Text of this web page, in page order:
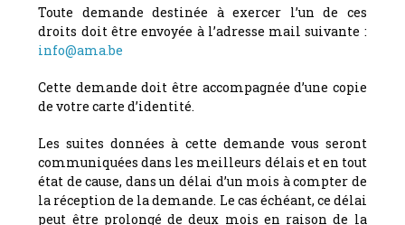
Toute demande destinée à exercer l’un de ces
droits doit être envoyée à l’adresse mail suivante :
info@ama.be
Cette demande doit être accompagnée d’une copie
de votre carte d’identité.
Les suites données à cette demande vous seront
communiquées dans les meilleurs délais et en tout
état de cause, dans un délai d’un mois à compter de
la réception de la demande. Le cas échéant, ce délai
peut être prolongé de deux mois en raison de la